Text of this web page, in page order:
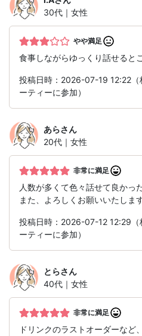
30代｜女性
やや満足
食事しながらゆっくり話せると
投稿日時：2026-07-19 12:22（
ーティーに参加）
あらさん
20代｜女性
非常に満足
人数が多くて色々話せて良かっ
また、よろしくお願いいたします
投稿日時：2026-07-12 12:29（
ーティーに参加）
とらさん
40代｜女性
非常に満足
ドリンクのラストオーダーなど